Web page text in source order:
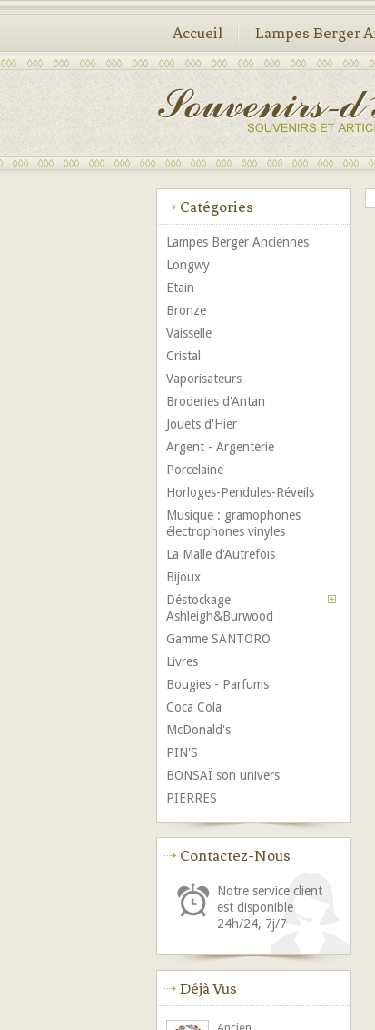
Accueil Lampes Berger
Catégories
Lampes Berger Anciennes
Longwy
Etain
Bronze
Vaisselle
Cristal
Vaporisateurs
Broderies d'Antan
Jouets d'Hier
Argent - Argenterie
Porcelaine
Horloges-Pendules-Réveils
Musique : gramophones
électrophones vinyles
La Malle d'Autrefois
Bijoux
Déstockage
Ashleigh&Burwood
Gamme SANTORO
Livres
Bougies - Parfums
Coca Cola
McDonald's
PIN'S
BONSAÏ son univers
PIERRES
Contactez-Nous
Notre service client
est disponible
24h/24, 7j/7
Déjà Vus